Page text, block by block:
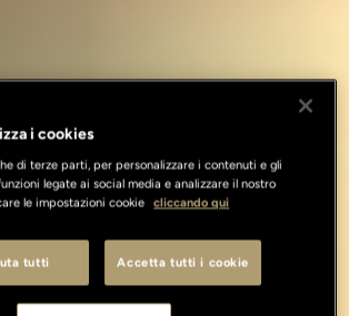
i cookies
di terze parti, per personalizzare i contenuti e gli
legate ai social media e analizzare il nostro
le impostazioni cookie cliccando qui
tutti Accetta tutti i cookie